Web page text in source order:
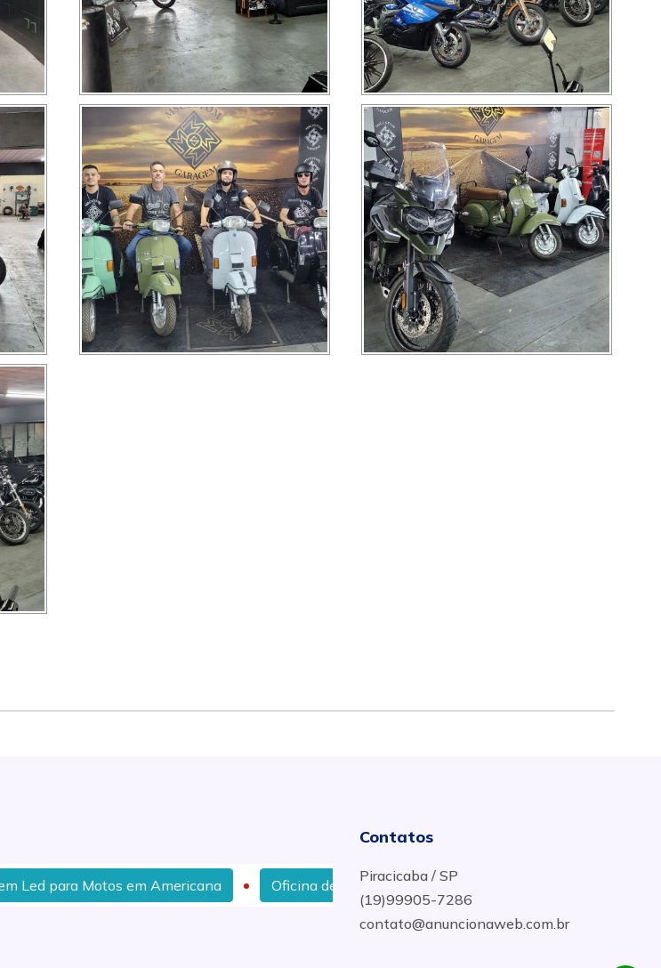
Motos em Americana Oficina de Motos Credenciada Mapfre em Piracicaba
Contatos
Piracicaba / SP
(19)99905-7286
contato@anuncionaweb.com.br